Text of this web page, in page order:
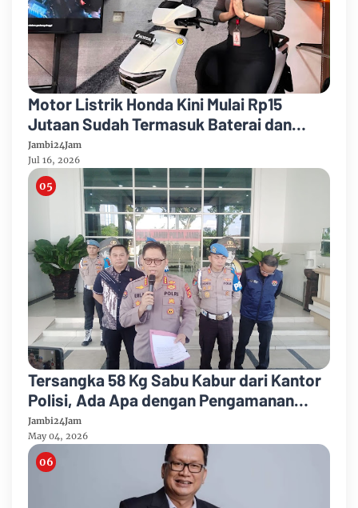
Motor Listrik Honda Kini Mulai Rp15
Jutaan Sudah Termasuk Baterai dan
Charger, Yuk Beralih ke Honda EV
Jambi24Jam
Jul 16, 2026
Tersangka 58 Kg Sabu Kabur dari Kantor
Polisi, Ada Apa dengan Pengamanan
Polda Jambi?
Jambi24Jam
May 04, 2026